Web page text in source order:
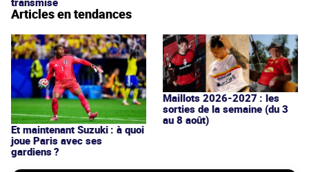
Articles en tendances
Et maintenant Suzuki : à quoi
joue Paris avec ses
gardiens ?
Maillots 2026-2027 : les
sorties de la semaine (du 3
au 8 août)